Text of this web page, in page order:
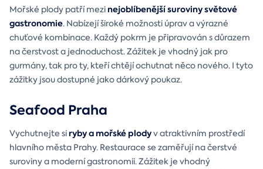
Mořské plody patří mezinejoblíbenější suroviny světové
gastronomie. Nabízejí široké možnosti úprav a výrazné
chuťové kombinace. Každý pokrm je připravován s důrazem
na čerstvost a jednoduchost. Zážitek je vhodný jak pro
gurmány, tak pro ty, kteří chtějí ochutnat něco nového. I tyto
zážitky jsou dostupné jako dárkový poukaz.
Seafood Praha
Vychutnejte siryby a mořské plodyv atraktivním prostředí
hlavního města Prahy. Restaurace se zaměřují na čerstvé
suroviny a moderní gastronomii. Zážitek je vhodný